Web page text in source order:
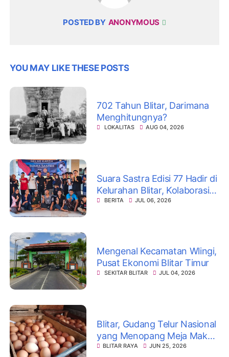
POSTED BY ANONYMOUS
YOU MAY LIKE THESE POSTS
702 Tahun Blitar, Darimana
Menghitungnya?
LOKALITAS AUG 04, 2026
Suara Sastra Edisi 77 Hadir di
Kelurahan Blitar, Kolaborasi
dengaan Karang Taruna
BERITA JUL 06, 2026
Mengenal Kecamatan Wlingi,
Pusat Ekonomi Blitar Timur
SEKITAR BLITAR JUL 04, 2026
Blitar, Gudang Telur Nasional
yang Menopang Meja Makan
Indonesia
BLITAR RAYA JUN 25, 2026